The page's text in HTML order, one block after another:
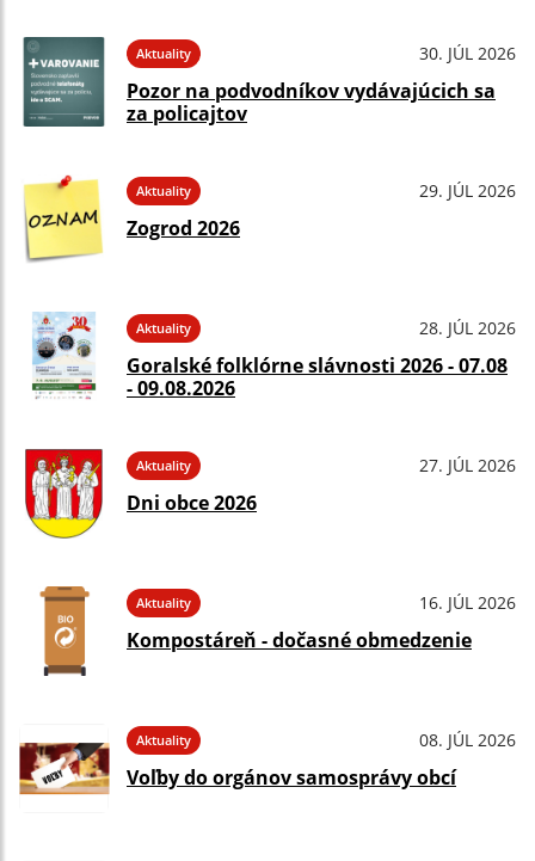
Aktuality 30. JÚL 2026
Pozor na podvodníkov vydávajúcich sa
za policajtov
Aktuality 29. JÚL 2026
Zogrod 2026
Aktuality 28. JÚL 2026
Goralské folklórne slávnosti 2026 - 07.08
- 09.08.2026
Aktuality 27. JÚL 2026
Dni obce 2026
Aktuality 16. JÚL 2026
Kompostáreň - dočasné obmedzenie
Aktuality 08. JÚL 2026
Voľby do orgánov samosprávy obcí